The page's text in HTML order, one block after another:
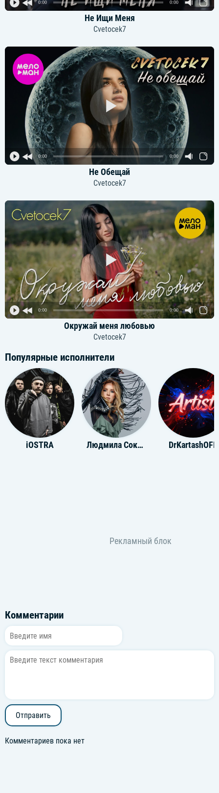
0:00 0:00
Не Ищи Меня
Cvetocek7
0:00 0:00
Не Обещай
Cvetocek7
0:00 0:00
Окружай меня любовью
Cvetocek7
Популярные исполнители
iOSTRA Людмила Соколова DrKartashOFF
Комментарии
Отправить
Комментариев пока нет